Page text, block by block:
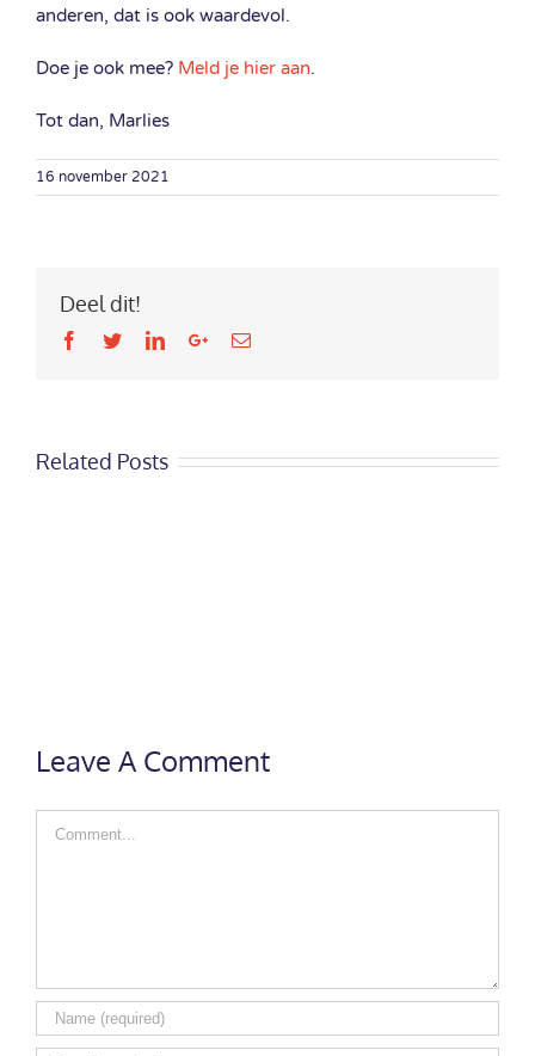
anderen, dat is ook waardevol.
Doe je ook mee? Meld je hier aan.
Tot dan, Marlies
16 november 2021
Deel dit!
Facebook
TwitterLinkedInGoogle+Email
Related Posts
Leave A Comment
Comment